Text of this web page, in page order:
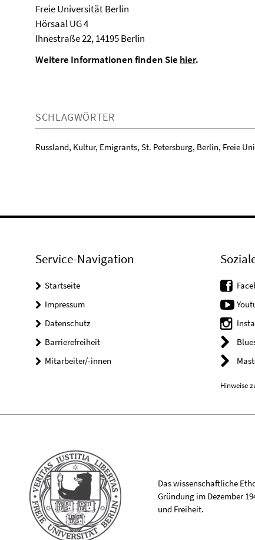
Freie Universität Berlin
Hörsaal UG 4
Ihnestraße 22, 14195 Berlin
Weitere Informationen finden Sie hier.
SCHLAGWÖRTER
Russland, Kultur, Emigrants, St. Petersburg, Berlin, Freie
Service-Navigation
Startseite
Impressum
Datenschutz
Barrierefreiheit
Mitarbeiter/-innen
Hinweise
Das wissenschaftliche
Gründung im Dezember
und Freiheit.